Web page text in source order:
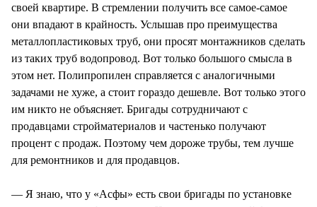
своей квартире. В стремлении получить все самое-самое
они впадают в крайность. Услышав про преимущества
металлопластиковых труб, они просят монтажников сделать
из таких труб водопровод. Вот только большого смысла в
этом нет. Полипропилен справляется с аналогичными
задачами не хуже, а стоит гораздо дешевле. Вот только этого
им никто не объясняет. Бригады сотрудничают с
продавцами стройматериалов и частенько получают
процент с продаж. Поэтому чем дороже трубы, тем лучше
для ремонтников и для продавцов.
— Я знаю, что у «Асфы» есть свои бригады по установке